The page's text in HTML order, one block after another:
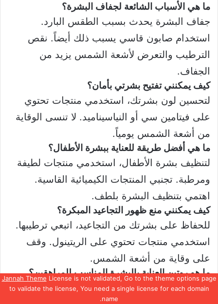
Jannah Theme License is not validated, Go to the theme options page
to validate the license, You need a single license for each domain
name.
ما هي الأسباب الشائعة لجفاف البشرة؟
جفاف البشرة يحدث بسبب الطقس البارد.
استخدام صابون قاسي يسبب ذلك أيضاً. نقص
الترطيب والتعرض لأشعة الشمس يزيد من
الجفاف.
كيف يمكنني تفتيح بشرتي بأمان؟
لتحسين لون بشرتك، استخدمي منتجات تحتوي
على فيتامين سي أو النياسيناميد. لا تنسى الوقاية
من أشعة الشمس يومياً.
ما هي أفضل طريقة للعناية ببشرة الأطفال؟
لتنظيف بشرة الأطفال، استخدمي منتجات لطيفة
ومرطبة. تجنبي المنتجات الكيميائية القاسية.
اهتمي بتنظيف البشرة بلطف.
كيف يمكنني منع ظهور التجاعيد المبكرة؟
للحفاظ على بشرتك من التجاعيد، اتبعي ترطيبها.
استخدمي منتجات تحتوي على الريتينول. وقف
على وقاية من أشعة الشمس.
ما هو روتين العناية بالبشرة المناسب للمراهقين؟
للمراهقين، اتبعي تنظيفاً بلطف. استخدمي منتجات